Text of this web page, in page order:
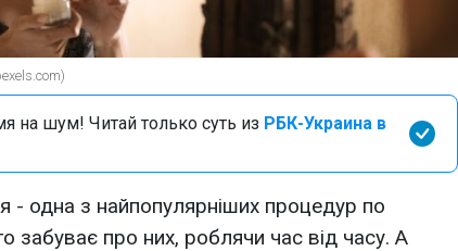
на шум! Читай только суть из РБК-Украина в
- одна з найпопулярніших процедур по
забуває про них, роблячи час від часу. А